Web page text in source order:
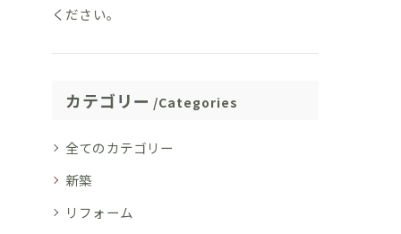
ください。
カテゴリー Categories
全てのカテゴリー
新築
リフォーム